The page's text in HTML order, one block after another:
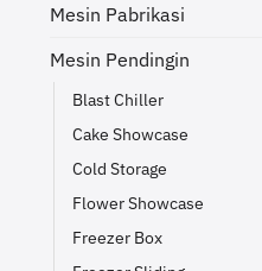
Mesin Pabrikasi
Mesin Pendingin
Blast Chiller
Cake Showcase
Cold Storage
Flower Showcase
Freezer Box